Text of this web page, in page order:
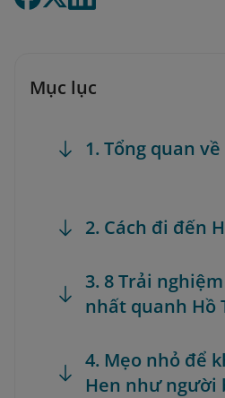
Mục lục
1. Tổng quan
2. Cách đi đến
3. 8 Trải
nhất quanh Hồ
4. Mẹo nhỏ để
Hen như người